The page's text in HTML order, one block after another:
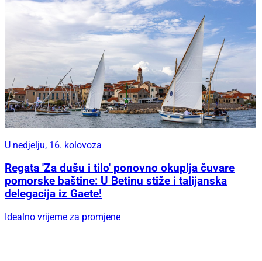
U nedjelju, 16. kolovoza
Regata 'Za dušu i tilo' ponovno okuplja čuvare
pomorske baštine: U Betinu stiže i talijanska
delegacija iz Gaete!
Idealno vrijeme za promjene